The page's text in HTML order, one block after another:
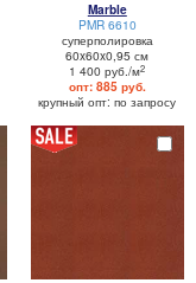
Marble
PMR 6610
суперполировка
60x60x0,95 см
1 400 руб./м2
опт: 885 руб.
крупный опт: по запросу